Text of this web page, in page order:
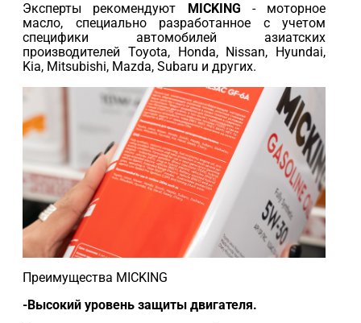
Эксперты рекомендуют
MICKING - моторное
масло, специально разработанное с учетом
специфики автомобилей азиатских
производителей Toyota, Honda, Nissan, Hyundai,
Kia, Mitsubishi, Mazda, Subaru и других.
Преимущества MICKING
-Высокий уровень защиты двигателя.